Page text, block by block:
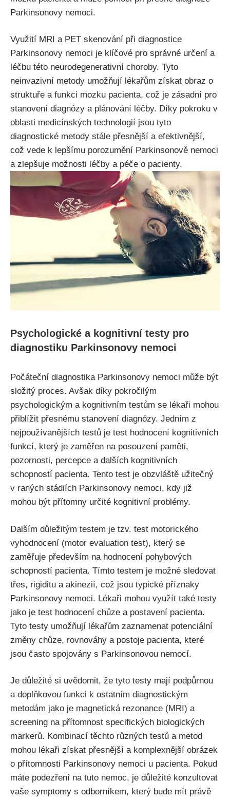
Parkinsonovy nemoci.
Využití MRI a PET skenování při diagnostice
Parkinsonovy nemoci je klíčové pro správné určení a
léčbu této neurodegenerativní choroby. Tyto
neinvazivní metody umožňují lékařům získat obraz o
struktuře a funkci mozku pacienta, což je zásadní pro
stanovení diagnózy a plánování léčby. Díky pokroku v
oblasti medicínských technologií jsou tyto
diagnostické metody stále přesnější a efektivnější,
což vede k lepšímu porozumění Parkinsonově nemoci
a zlepšuje možnosti léčby a péče o pacienty.
Psychologické a kognitivní testy pro
diagnostiku Parkinsonovy nemoci
Počáteční diagnostika Parkinsonovy nemoci může být
složitý proces. Avšak díky pokročilým
psychologickým a kognitivním testům se lékaři mohou
přiblížit přesnému stanovení diagnózy. Jedním z
nejpoužívanějších testů je test hodnocení kognitivních
funkcí, který je zaměřen na posouzení paměti,
pozornosti, percepce a dalších kognitivních
schopností pacienta. Tento test je obzvláště užitečný
v raných stádiích Parkinsonovy nemoci, kdy již
mohou být přítomny určité kognitivní problémy.
Dalším důležitým testem je tzv. test motorického
vyhodnocení (motor evaluation test), který se
zaměřuje především na hodnocení pohybových
schopností pacienta. Tímto testem je možné sledovat
třes, rigiditu a akinezií, což jsou typické příznaky
Parkinsonovy nemoci. Lékaři mohou využít také testy
jako je test hodnocení chůze a postavení pacienta.
Tyto testy umožňují lékařům zaznamenat potenciální
změny chůze, rovnováhy a postoje pacienta, které
jsou často spojovány s Parkinsonovou nemocí.
Je důležité si uvědomit, že tyto testy mají podpůrnou
a doplňkovou funkci k ostatním diagnostickým
metodám jako je magnetická rezonance (MRI) a
screening na přítomnost specifických biologických
markerů. Kombinací těchto různých testů a metod
mohou lékaři získat přesnější a komplexnější obrázek
o přítomnosti Parkinsonovy nemoci u pacienta. Pokud
máte podezření na tuto nemoc, je důležité konzultovat
vaše symptomy s odborníkem, který bude mít právě